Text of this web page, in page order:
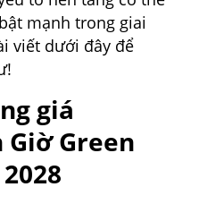
mạnh trong giai
viết dưới đây để
giá
Giờ Green